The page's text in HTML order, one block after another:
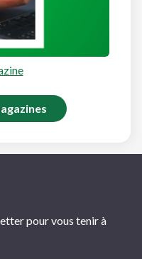
pour vous tenir à